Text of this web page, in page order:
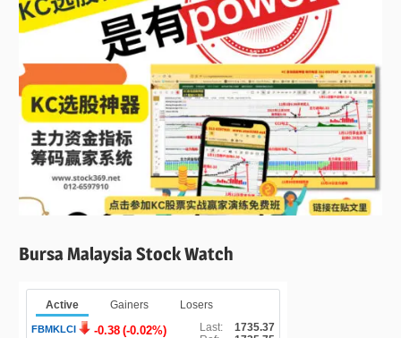
Bursa Malaysia Stock Watch